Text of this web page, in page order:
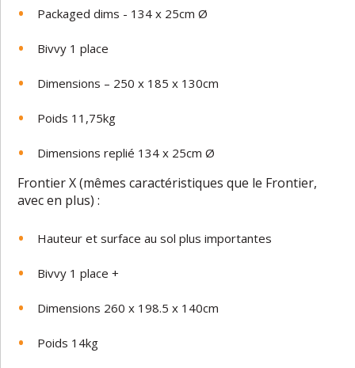
Packaged dims - 134 x 25cm Ø
Bivvy 1 place
Dimensions – 250 x 185 x 130cm
Poids 11,75kg
Dimensions replié 134 x 25cm Ø
Frontier X (mêmes caractéristiques que le Frontier,
avec en plus) :
Hauteur et surface au sol plus importantes
Bivvy 1 place +
Dimensions 260 x 198.5 x 140cm
Poids 14kg